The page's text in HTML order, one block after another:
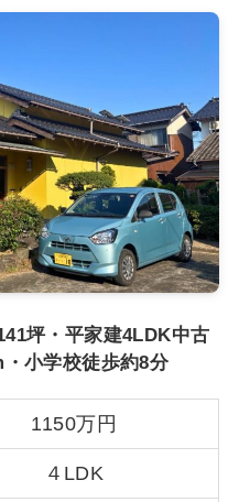
坪・平家建4LDK中古
小学校徒歩約8分
1150万円
４LDK